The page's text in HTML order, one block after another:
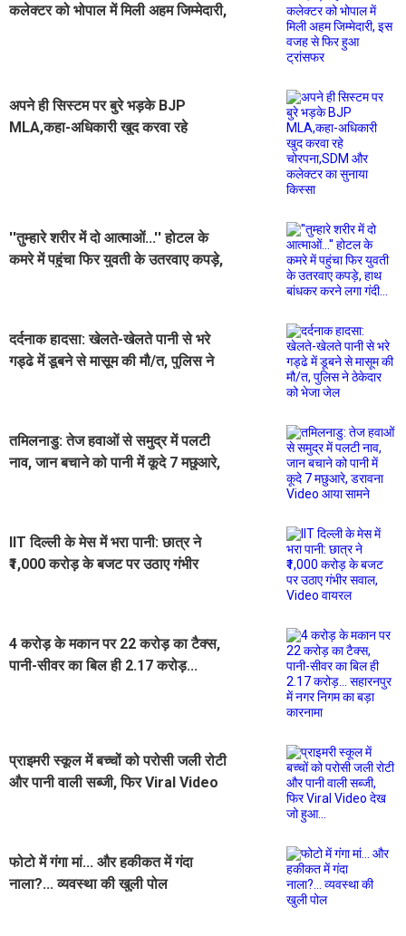
कलेक्टर को भोपाल में मिली अहम जिम्मेदारी,
अपने ही सिस्टम पर बुरे भड़के BJP
MLA,कहा-अधिकारी खुद करवा रहे
''तुम्हारे शरीर में दो आत्माओं...'' होटल के
कमरे में पहुंचा फिर युवती के उतरवाए कपड़े,
दर्दनाक हादसा: खेलते-खेलते पानी से भरे
गड्ढे में डूबने से मासूम की मौ/त, पुलिस ने
तमिलनाडु: तेज हवाओं से समुद्र में पलटी
नाव, जान बचाने को पानी में कूदे 7 मछुआरे,
IIT दिल्ली के मेस में भरा पानी: छात्र ने
₹1,000 करोड़ के बजट पर उठाए गंभीर
4 करोड़ के मकान पर 22 करोड़ का टैक्स,
पानी-सीवर का बिल ही 2.17 करोड़...
प्राइमरी स्कूल में बच्चों को परोसी जली रोटी
और पानी वाली सब्जी, फिर Viral Video
फोटो में गंगा मां... और हकीकत में गंदा
नाला?... व्यवस्था की खुली पोल